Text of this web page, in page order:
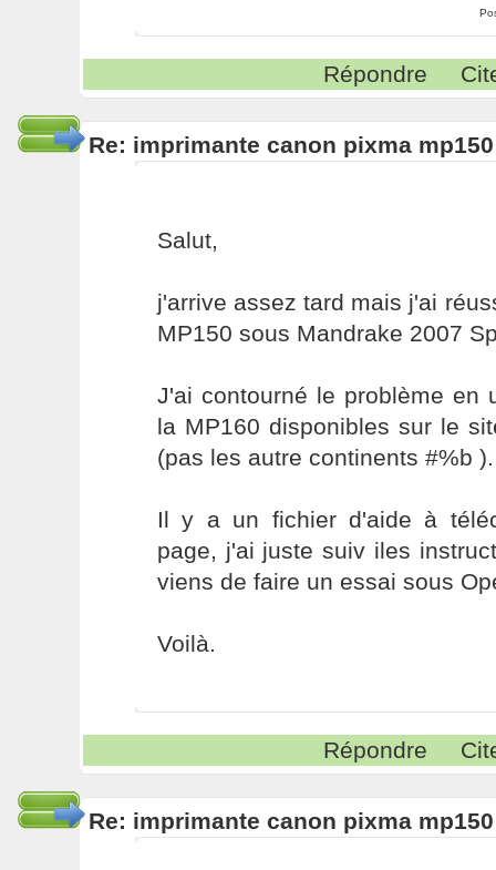
Répondre
Re: imprimante canon pixma mp150
Salut,
j'arrive assez tard mais j'ai
MP150 sous Mandrake 2007
J'ai contourné le problème en
la MP160 disponibles sur le
(pas les autre continents #%b ).
Il y a un fichier d'aide à
page, j'ai juste suiv iles
viens de faire un essai sous
Voilà.
Répondre
Re: imprimante canon pixma mp150